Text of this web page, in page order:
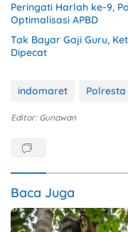
Peringati Harlah ke-9,
Optimalisasi APBD
Tak Bayar Gaji Guru,
Dipecat
indomaret
Editor: Gunawan
Baca Juga